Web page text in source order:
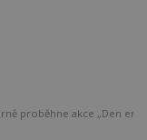
proběhne akce „Den